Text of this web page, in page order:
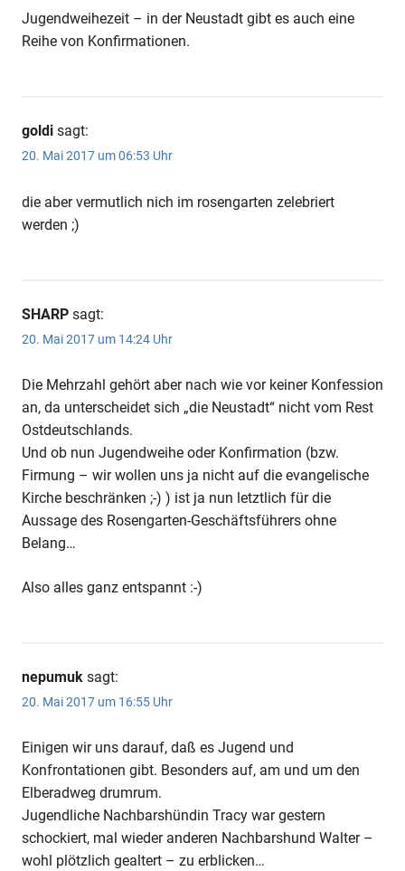
Jugendweihezeit – in der Neustadt gibt es auch eine
Reihe von Konfirmationen.
goldi sagt:
20. Mai 2017 um 06:53 Uhr
die aber vermutlich nich im rosengarten zelebriert
werden ;)
SHARP sagt:
20. Mai 2017 um 14:24 Uhr
Die Mehrzahl gehört aber nach wie vor keiner Konfession
an, da unterscheidet sich „die Neustadt“ nicht vom Rest
Ostdeutschlands.
Und ob nun Jugendweihe oder Konfirmation (bzw.
Firmung – wir wollen uns ja nicht auf die evangelische
Kirche beschränken ;-) ) ist ja nun letztlich für die
Aussage des Rosengarten-Geschäftsführers ohne
Belang…
Also alles ganz entspannt :-)
nepumuk sagt:
20. Mai 2017 um 16:55 Uhr
Einigen wir uns darauf, daß es Jugend und
Konfrontationen gibt. Besonders auf, am und um den
Elberadweg drumrum.
Jugendliche Nachbarshündin Tracy war gestern
schockiert, mal wieder anderen Nachbarshund Walter –
wohl plötzlich gealtert – zu erblicken…